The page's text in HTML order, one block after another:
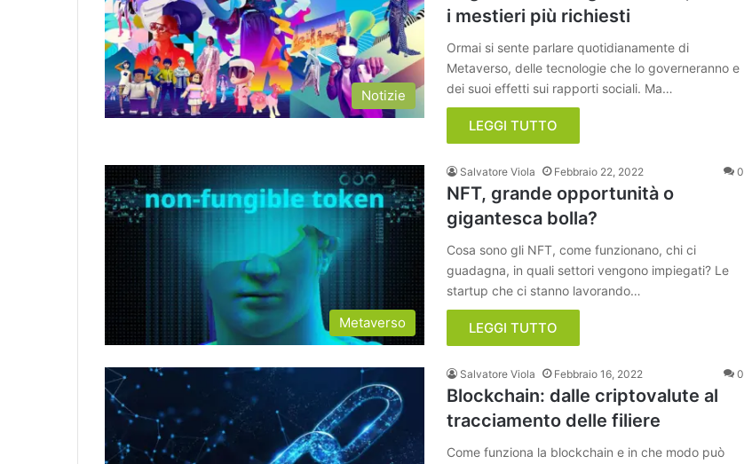
Notizie
i mestieri più richiesti
Ormai si sente parlare quotidianamente di
Metaverso, delle tecnologie che lo governeranno e
dei suoi effetti sui rapporti sociali. Ma…
LEGGI TUTTO
Metaverso
Salvatore Viola Febbraio 22, 2022 0
NFT, grande opportunità o
gigantesca bolla?
Cosa sono gli NFT, come funzionano, chi ci
guadagna, in quali settori vengono impiegati? Le
startup che ci stanno lavorando…
LEGGI TUTTO
Salvatore Viola Febbraio 16, 2022 0
Blockchain: dalle criptovalute al
tracciamento delle filiere
Come funziona la blockchain e in che modo può